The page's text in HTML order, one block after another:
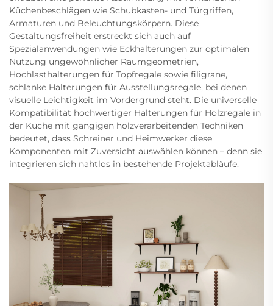
Küchenbeschlägen wie Schubkasten- und Türgriffen,
Armaturen und Beleuchtungskörpern. Diese
Gestaltungsfreiheit erstreckt sich auch auf
Spezialanwendungen wie Eckhalterungen zur optimalen
Nutzung ungewöhnlicher Raumgeometrien,
Hochlasthalterungen für Topfregale sowie filigrane,
schlanke Halterungen für Ausstellungsregale, bei denen
visuelle Leichtigkeit im Vordergrund steht. Die universelle
Kompatibilität hochwertiger Halterungen für Holzregale in
der Küche mit gängigen holzverarbeitenden Techniken
bedeutet, dass Schreiner und Heimwerker diese
Komponenten mit Zuversicht auswählen können – denn sie
integrieren sich nahtlos in bestehende Projektabläufe.